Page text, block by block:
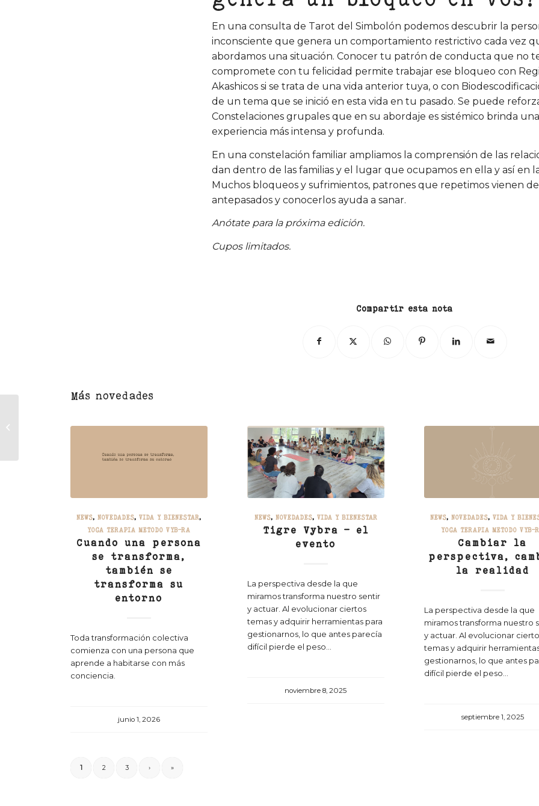
En una consulta de Tarot del Simbolón podemos descubrir la
inconsciente que genera un comportamiento restrictivo cada vez
abordamos una situación. Conocer tu patrón de conducta que no
compromete con tu felicidad permite trabajar ese bloqueo con
Akashicos si se trata de una vida anterior tuya, o con
de un tema que se inició en esta vida en tu pasado. Se puede
Constelaciones grupales que en su abordaje es sistémico brinda una
experiencia más intensa y profunda.
En una constelación familiar ampliamos la comprensión de las
dan dentro de las familias y el lugar que ocupamos en ella y así en
Muchos bloqueos y sufrimientos, patrones que repetimos vienen
antepasados y conocerlos ayuda a sanar.
Anótate para la próxima edición.
Cupos limitados.
Compartir esta nota
Más novedades
NEWS,NOVEDADES,VIDA Y BIENESTAR,
YOGA TERAPIA METODO VYB-RA
Cuando una persona
se transforma,
también se
transforma su
entorno
Toda transformación colectiva
comienza con una persona que
aprende a habitarse con más
conciencia.
junio 1, 2026
NEWS, NOVEDADES, VIDA Y BIENESTAR
Tigre Vybra – el
evento
La perspectiva desde la que
miramos transforma nuestro sentir
y actuar. Al evolucionar ciertos
temas y adquirir herramientas para
gestionarnos, lo que antes parecía
difícil pierde el peso...
noviembre 8, 2025
NEWS,NOVEDADES,VIDA Y
YOGA TERAPIA METODO VYB-
Cambiar la
perspectiva,
la realidad
La perspectiva desde la que
miramos transforma nuestro
y actuar. Al evolucionar
temas y adquirir
gestionarnos, lo que antes
difícil pierde el peso...
septiembre 1, 2025
1 2 3 › »
Vybra en el amor